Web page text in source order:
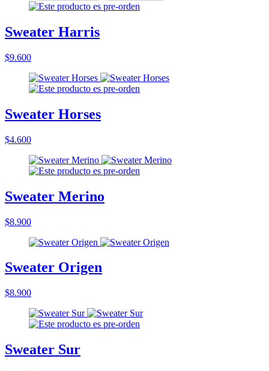
Sweater Harris
$9.600
Sweater Horses
$4.600
Sweater Merino
$8.900
Sweater Origen
$8.900
Sweater Sur